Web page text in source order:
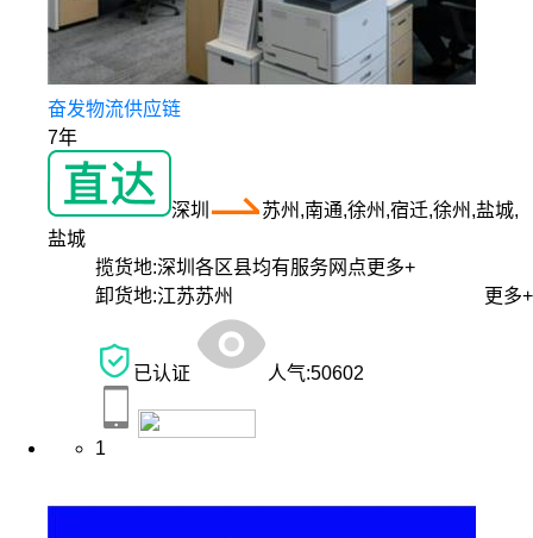
奋发物流供应链
7年
深圳
苏州,南通,徐州,宿迁,徐州,盐城,
盐城
揽货地:深圳各区县均有服务网点更多+
卸货地:江苏苏州 更多+
已认证 人气:50602
1